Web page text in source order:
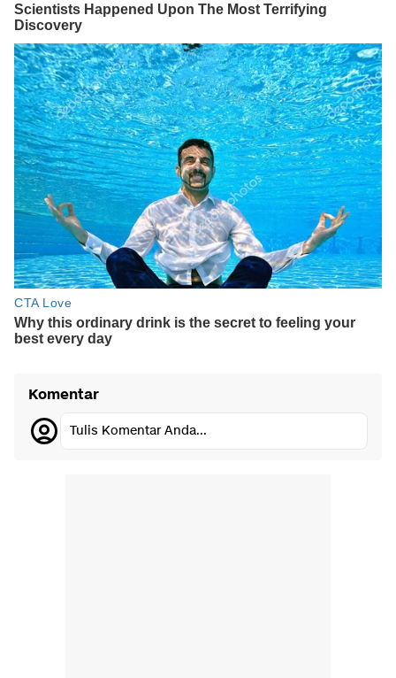
Komentar
Tulis Komentar Anda...